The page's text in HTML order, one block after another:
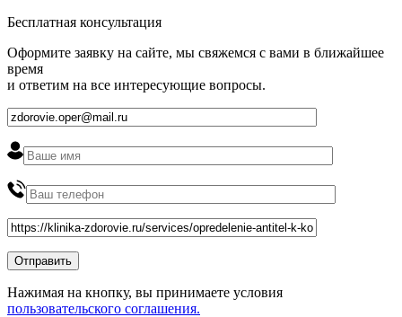
Бесплатная консультация
Оформите заявку на сайте, мы свяжемся с вами в ближайшее
время
и ответим на все интересующие вопросы.
Нажимая на кнопку, вы принимаете условия
пользовательского соглашения.